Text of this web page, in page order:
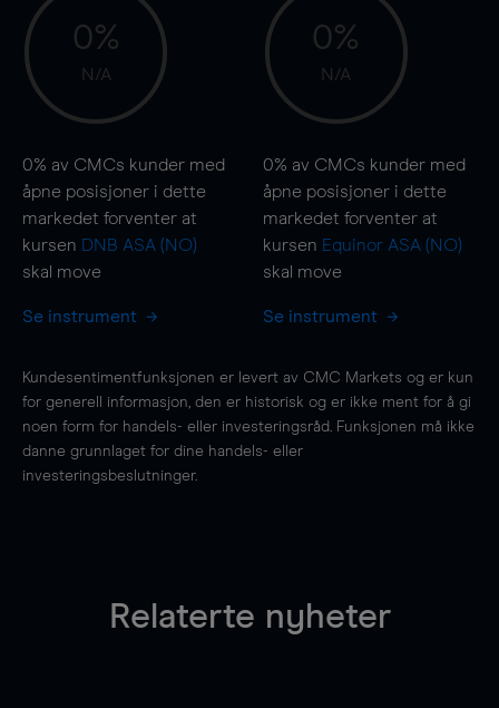
0%
N/A
0% av CMCs kunder med
åpne posisjoner i dette
markedet forventer at
kursen DNB ASA (NO)
skal move
Se instrument
0%
N/A
0% av CMCs kunder med
åpne posisjoner i dette
markedet forventer at
kursen Equinor ASA (NO)
skal move
Se instrument
Kundesentimentfunksjonen er levert av CMC Markets og er kun
for generell informasjon, den er historisk og er ikke ment for å gi
noen form for handels- eller investeringsråd. Funksjonen må ikke
danne grunnlaget for dine handels- eller
investeringsbeslutninger.
Relaterte nyheter